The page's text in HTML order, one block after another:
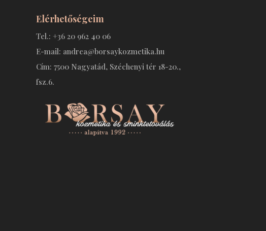
Elérhetőségeim
Tel.: +36 20 962 40 06
E-mail: andrea@borsaykozmetika.hu
Cím: 7500 Nagyatád, Széchenyi tér 18-20.,
fsz.6.